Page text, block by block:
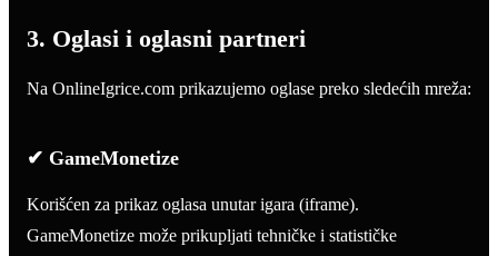
3. Oglasi i oglasni partneri
Na OnlineIgrice.com prikazujemo oglase preko sledećih mreža:
✔ GameMonetize
Korišćen za prikaz oglasa unutar igara (iframe).
GameMonetize može prikupljati tehničke i statističke